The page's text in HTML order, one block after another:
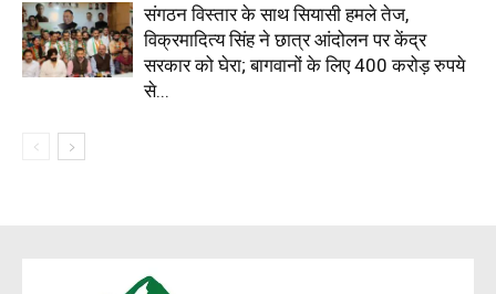
संगठन विस्तार के साथ सियासी हमले तेज,
विक्रमादित्य सिंह ने छात्र आंदोलन पर केंद्र
सरकार को घेरा; बागवानों के लिए 400 करोड़ रुपये
से...